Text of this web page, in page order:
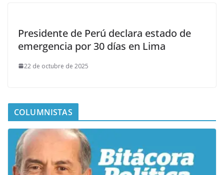
Presidente de Perú declara estado de
emergencia por 30 días en Lima
22 de octubre de 2025
COLUMNISTAS